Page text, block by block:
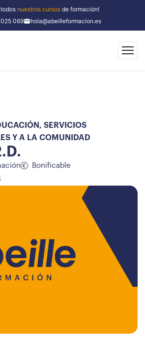
todos nuestros cursosde formación!
069
hola@abeilleformacion.es
, SERVICIOS
Y A LA COMUNIDAD
Bonificable